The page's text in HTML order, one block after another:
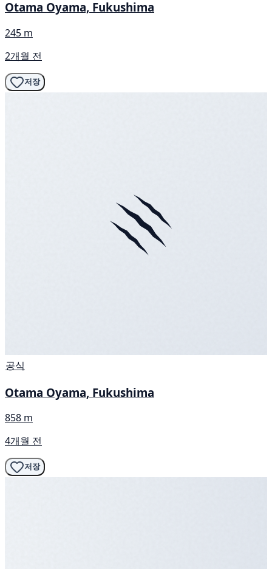
Otama Oyama, Fukushima
245 m
2개월 전
저장
공식
Otama Oyama, Fukushima
858 m
4개월 전
저장